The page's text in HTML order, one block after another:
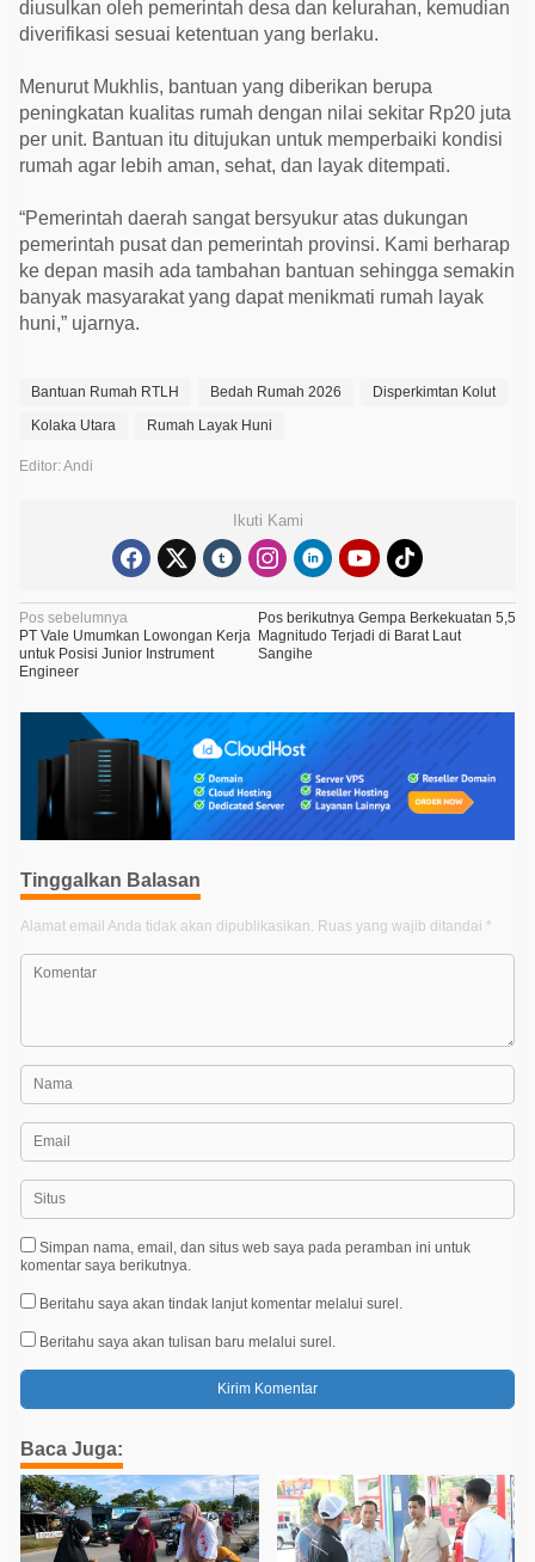
diusulkan oleh pemerintah desa dan kelurahan, kemudian
diverifikasi sesuai ketentuan yang berlaku.
Menurut Mukhlis, bantuan yang diberikan berupa
peningkatan kualitas rumah dengan nilai sekitar Rp20 juta
per unit. Bantuan itu ditujukan untuk memperbaiki kondisi
rumah agar lebih aman, sehat, dan layak ditempati.
“Pemerintah daerah sangat bersyukur atas dukungan
pemerintah pusat dan pemerintah provinsi. Kami berharap
ke depan masih ada tambahan bantuan sehingga semakin
banyak masyarakat yang dapat menikmati rumah layak
huni,” ujarnya.
Bantuan Rumah RTLH Bedah Rumah 2026
Disperkimtan Kolut
Kolaka Utara
Rumah Layak Huni
Editor: Andi
Ikuti Kami
N
a
v
i
i
p
o
s
Pos sebelumnya
PT Vale Umumkan Lowongan Kerja
untuk Posisi Junior Instrument
Engineer
Pos berikutnyaGempa Berkekuatan 5,5
Magnitudo Terjadi di Barat Laut
Sangihe
Tinggalkan Balasan
Alamat email Anda tidak akan dipublikasikan. Ruas yang wajib ditandai *
Simpan nama, email, dan situs web saya pada peramban ini untuk
komentar saya berikutnya.
Beritahu saya akan tindak lanjut komentar melalui surel.
Beritahu saya akan tulisan baru melalui surel.
Baca Juga: